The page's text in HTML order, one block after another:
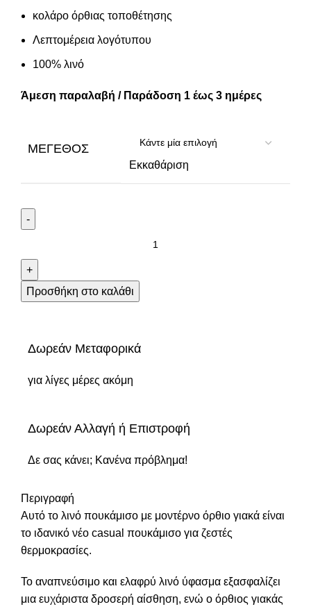
κολάρο όρθιας τοποθέτησης
Λεπτομέρεια λογότυπου
100% λινό
Άμεση παραλαβή / Παράδοση 1 έως 3 ημέρες
ΜΈΓΕΘΟΣ
Εκκαθάριση
Προσθήκη στο καλάθι
Δωρεάν Μεταφορικά
για λίγες μέρες ακόμη
Δωρεάν Αλλαγή ή Επιστροφή
Δε σας κάνει; Κανένα πρόβλημα!
Περιγραφή
Αυτό το λινό πουκάμισο με μοντέρνο όρθιο γιακά είναι
το ιδανικό νέο casual πουκάμισο για ζεστές
θερμοκρασίες.
Το αναπνεύσιμο και ελαφρύ λινό ύφασμα εξασφαλίζει
μια ευχάριστα δροσερή αίσθηση, ενώ ο όρθιος γιακάς